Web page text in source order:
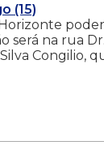
(15)
será na rua Dr.
Congilio,